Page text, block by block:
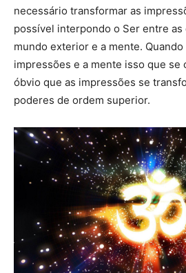
necessário transformar as
possível interpondo o Ser entre
mundo exterior e a mente.
impressões e a mente isso que se
óbvio que as impressões se
poderes de ordem superior.